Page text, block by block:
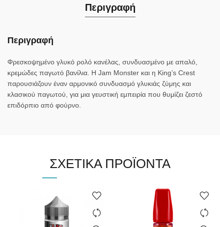
Περιγραφή
Περιγραφή
Φρεσκοψημένο γλυκό ρολό κανέλας, συνδυασμένο με απαλό,
κρεμώδες παγωτό βανίλια. Η Jam Monster και η King’s Crest
παρουσιάζουν έναν αρμονικό συνδυασμό γλυκιάς ζύμης και
κλασικού παγωτού, για μια γευστική εμπειρία που θυμίζει ζεστό
επιδόρπιο από φούρνο.
ΣΧΕΤΙΚΆ ΠΡΟΪΌΝΤΑ